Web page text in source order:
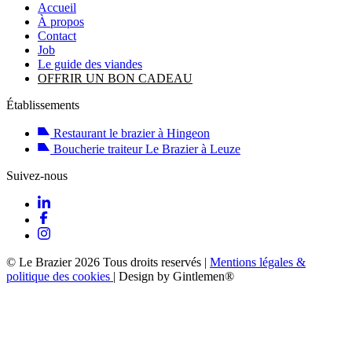
Accueil
À propos
Contact
Job
Le guide des viandes
OFFRIR UN BON CADEAU
Établissements
Restaurant le brazier à Hingeon
Boucherie traiteur Le Brazier à Leuze
Suivez-nous
© Le Brazier 2026 Tous droits reservés | Mentions légales &
politique des cookies | Design by Gintlemen®